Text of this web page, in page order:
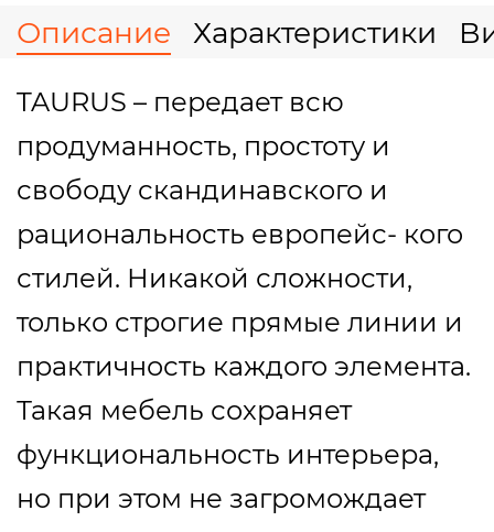
Описание Характеристики
TAURUS – передает всю
продуманность, простоту и
свободу скандинавского и
рациональность европейс- кого
стилей. Никакой сложности,
только строгие прямые линии и
практичность каждого элемента.
Такая мебель сохраняет
функциональность интерьера,
но при этом не загромождает